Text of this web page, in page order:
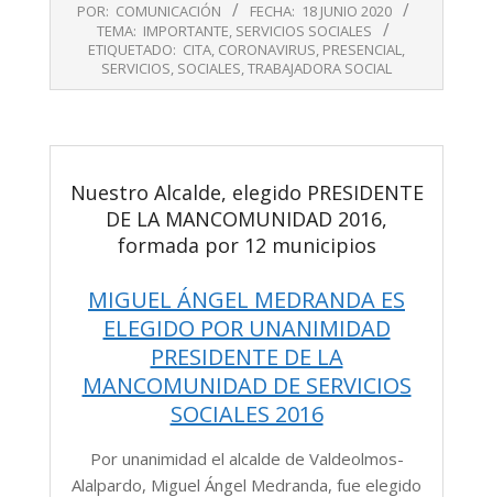
POR: COMUNICACIÓN FECHA: 18 JUNIO 2020
TEMA: IMPORTANTE, SERVICIOS SOCIALES
ETIQUETADO: CITA, CORONAVIRUS, PRESENCIAL,
SERVICIOS, SOCIALES,TRABAJADORA SOCIAL
Nuestro Alcalde, elegido PRESIDENTE
DE LA MANCOMUNIDAD 2016,
formada por 12 municipios
MIGUEL ÁNGEL MEDRANDA ES
ELEGIDO POR UNANIMIDAD
PRESIDENTE DE LA
MANCOMUNIDAD DE SERVICIOS
SOCIALES 2016
Por unanimidad el alcalde de Valdeolmos-
Alalpardo, Miguel Ángel Medranda, fue elegido